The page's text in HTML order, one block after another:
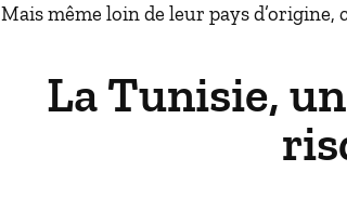
Mais même loin de leur pays d’origine,
La Tunisie,